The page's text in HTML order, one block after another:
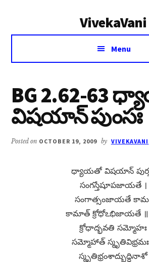
VivekaVani
Voice
Vivekananda
Menu
BG 2.62-63
విషయాన్​ పుంసః
Posted on OCTOBER 19, 2009 by VIVEKAVANI
ధ్యాయతో విషయాన్​
సంగస్తేషూపజాయతే ।
సంగాత్సంజాయతే
కామాత్​ క్రోధోఽభిజాయతే ॥
క్రోధాద్భవతి సమ్మోహః
సమ్మోహాత్​ స్మృతివిభ్రమః
స్మృతిభ్రంశాద్బుద్ధినాశో